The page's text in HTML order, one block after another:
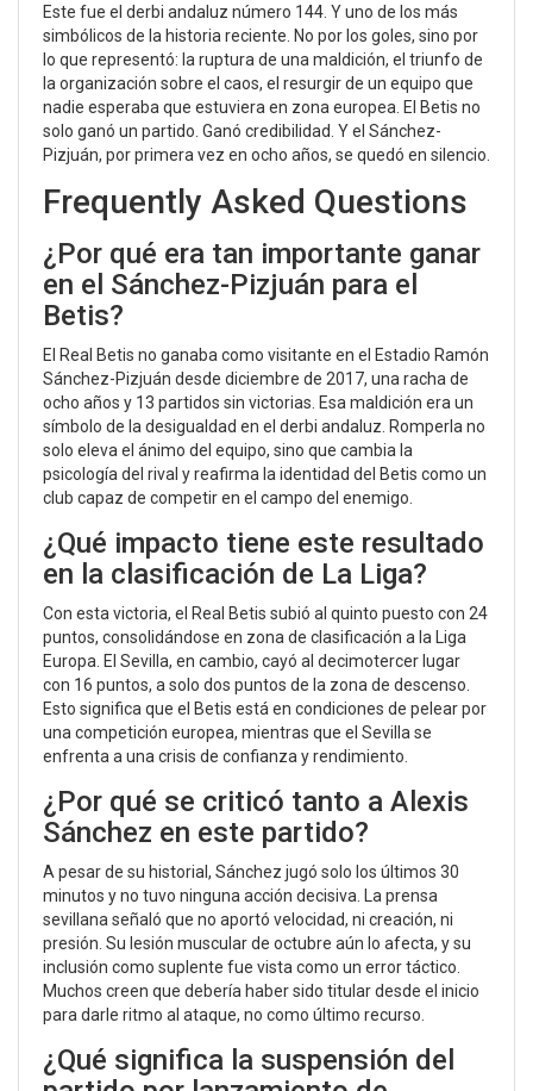
Este fue el derbi andaluz número 144. Y uno de los más
simbólicos de la historia reciente. No por los goles, sino por
lo que representó: la ruptura de una maldición, el triunfo de
la organización sobre el caos, el resurgir de un equipo que
nadie esperaba que estuviera en zona europea. El Betis no
solo ganó un partido. Ganó credibilidad. Y el Sánchez-
Pizjuán, por primera vez en ocho años, se quedó en silencio.
Frequently Asked Questions
¿Por qué era tan importante ganar
en el Sánchez-Pizjuán para el
Betis?
El Real Betis no ganaba como visitante en el Estadio Ramón
Sánchez-Pizjuán desde diciembre de 2017, una racha de
ocho años y 13 partidos sin victorias. Esa maldición era un
símbolo de la desigualdad en el derbi andaluz. Romperla no
solo eleva el ánimo del equipo, sino que cambia la
psicología del rival y reafirma la identidad del Betis como un
club capaz de competir en el campo del enemigo.
¿Qué impacto tiene este resultado
en la clasificación de La Liga?
Con esta victoria, el Real Betis subió al quinto puesto con 24
puntos, consolidándose en zona de clasificación a la Liga
Europa. El Sevilla, en cambio, cayó al decimotercer lugar
con 16 puntos, a solo dos puntos de la zona de descenso.
Esto significa que el Betis está en condiciones de pelear por
una competición europea, mientras que el Sevilla se
enfrenta a una crisis de confianza y rendimiento.
¿Por qué se criticó tanto a Alexis
Sánchez en este partido?
A pesar de su historial, Sánchez jugó solo los últimos 30
minutos y no tuvo ninguna acción decisiva. La prensa
sevillana señaló que no aportó velocidad, ni creación, ni
presión. Su lesión muscular de octubre aún lo afecta, y su
inclusión como suplente fue vista como un error táctico.
Muchos creen que debería haber sido titular desde el inicio
para darle ritmo al ataque, no como último recurso.
¿Qué significa la suspensión del